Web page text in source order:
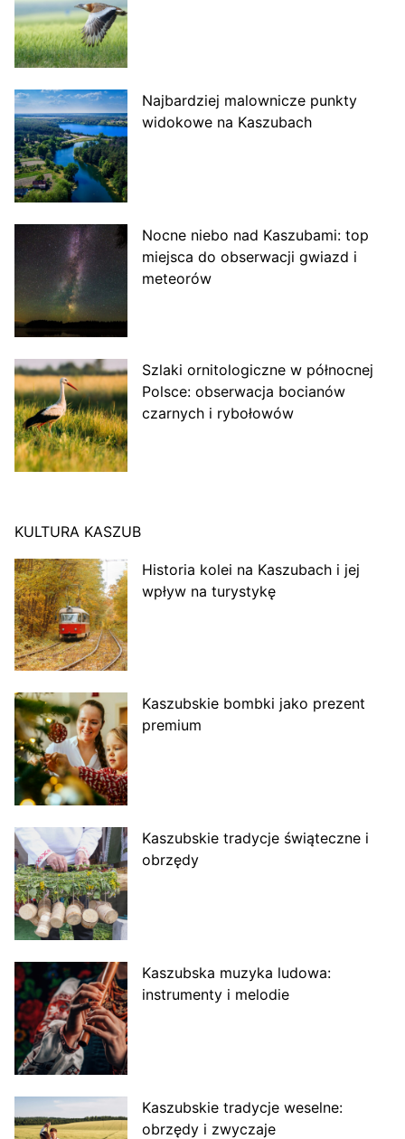
Najbardziej malownicze punkty
widokowe na Kaszubach
Nocne niebo nad Kaszubami: top
miejsca do obserwacji gwiazd i
meteorów
Szlaki ornitologiczne w północnej
Polsce: obserwacja bocianów
czarnych i rybołowów
KULTURA KASZUB
Historia kolei na Kaszubach i jej
wpływ na turystykę
Kaszubskie bombki jako prezent
premium
Kaszubskie tradycje świąteczne i
obrzędy
Kaszubska muzyka ludowa:
instrumenty i melodie
Kaszubskie tradycje weselne:
obrzędy i zwyczaje